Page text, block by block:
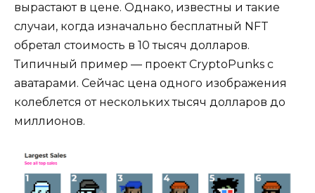
вырастают в цене. Однако, известны и такие
случаи, когда изначально бесплатный NFT
обретал стоимость в 10 тысяч долларов.
Типичный пример — проект CryptoPunks с
аватарами. Сейчас цена одного изображения
колеблется от нескольких тысяч долларов до
миллионов.